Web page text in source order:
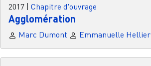
2017 Chapitre d'ouvrage
Agglomération
Marc Dumont Emmanuelle Hellier